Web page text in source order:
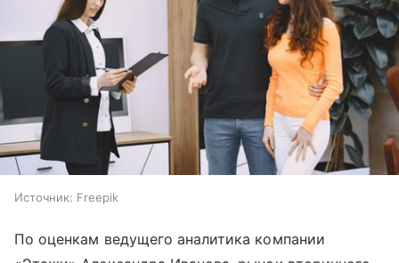
Источник: Freepik
По оценкам ведущего аналитика компании